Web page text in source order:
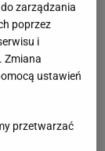
zarządzania
poprzez
i
Zmiana
ustawień
przetwarzać